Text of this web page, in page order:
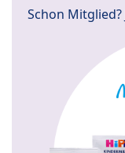
Schon Mitglied?